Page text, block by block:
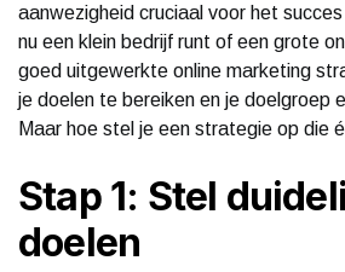
aanwezigheid cruciaal voor het
nu een klein bedrijf runt of een grote
goed uitgewerkte online marketing
je doelen te bereiken en je doelgroep
Maar hoe stel je een strategie op die
Stap 1: Stel
doelen